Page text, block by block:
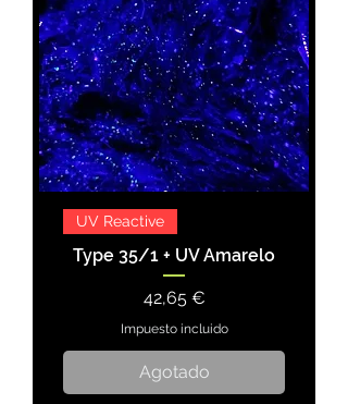
UV Reactive
Type 35/1 + UV Amarelo
Precio
42,65 €
Impuesto incluido
Agotado